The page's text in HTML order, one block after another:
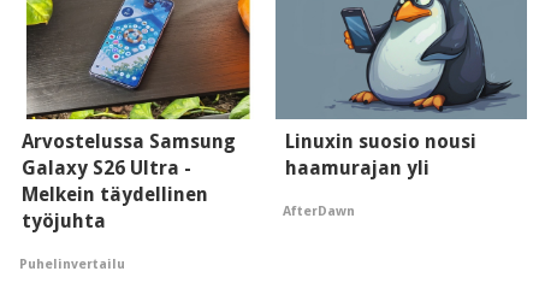
Arvostelussa Samsung
Galaxy S26 Ultra -
Melkein täydellinen
työjuhta
Puhelinvertailu
Linuxin suosio nousi
haamurajan yli
AfterDawn